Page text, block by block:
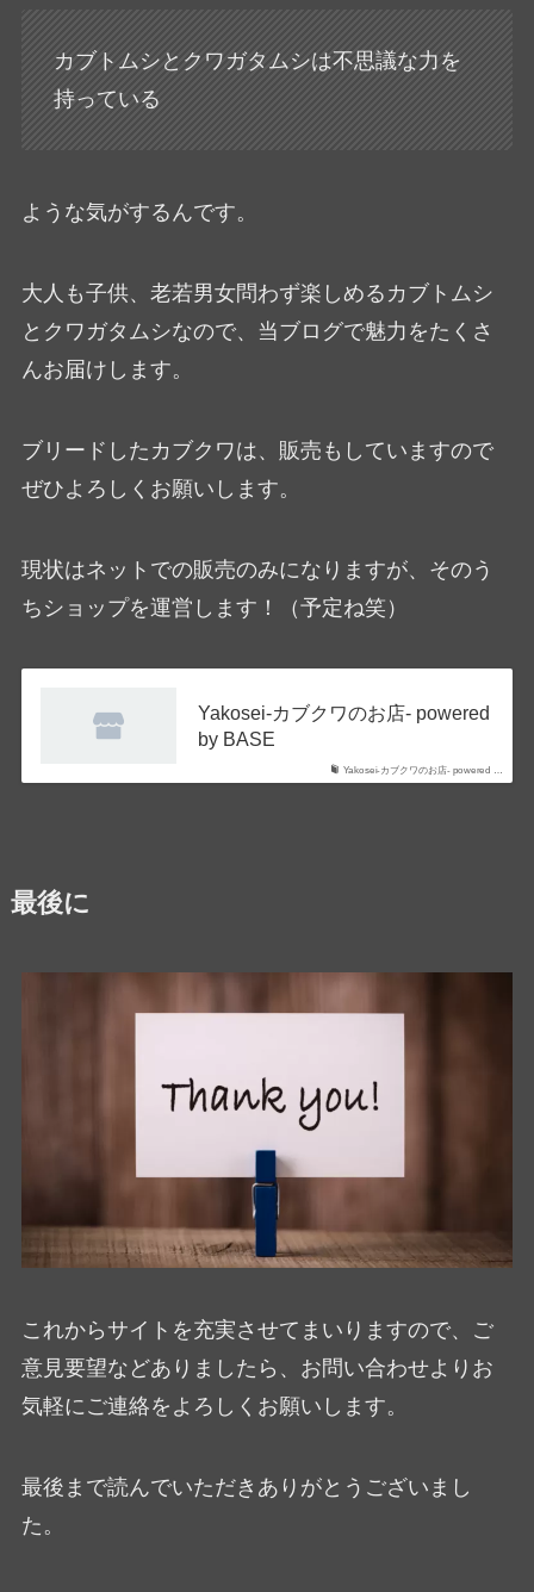
カブトムシとクワガタムシは不思議な力を
持っている
ような気がするんです。
大人も子供、老若男女問わず楽しめるカブトムシ
とクワガタムシなので、当ブログで魅力をたくさ
んお届けします。
ブリードしたカブクワは、販売もしていますので
ぜひよろしくお願いします。
現状はネットでの販売のみになりますが、そのう
ちショップを運営します！（予定ね笑）
Yakosei-カブクワのお店- powered …
Yakosei-カブクワのお店- powered
by BASE
最後に
これからサイトを充実させてまいりますので、ご
意見要望などありましたら、お問い合わせよりお
気軽にご連絡をよろしくお願いします。
最後まで読んでいただきありがとうございまし
た。